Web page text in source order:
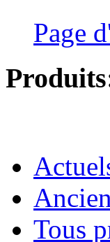
Page
Tous